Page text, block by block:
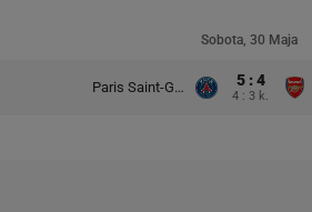
Sobota, 30 Maja
Paris Saint-Germain 5 : 4
4 : 3 k.